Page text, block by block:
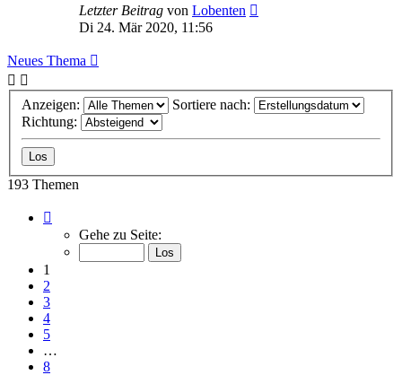
Letzter Beitrag von Lobenten
Di 24. Mär 2020, 11:56
Neues Thema
Anzeigen:
Sortiere nach:
Richtung:
193 Themen
von
Gehe zu Seite:
1
2
3
4
5
…
8